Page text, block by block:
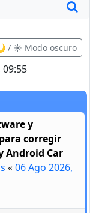
/ ☀️ Modo oscuro
09:55
y
corregir
Android Car
«06 Ago 2026,